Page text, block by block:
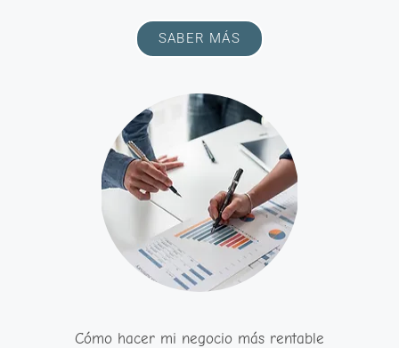
SABER MÁS
Cómo hacer mi negocio más rentable